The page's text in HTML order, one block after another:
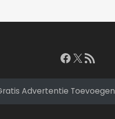
Facebook
X RSS feed
Advertentie Toevoegen